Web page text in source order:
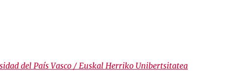
del País Vasco / Euskal Herriko Unibertsitatea